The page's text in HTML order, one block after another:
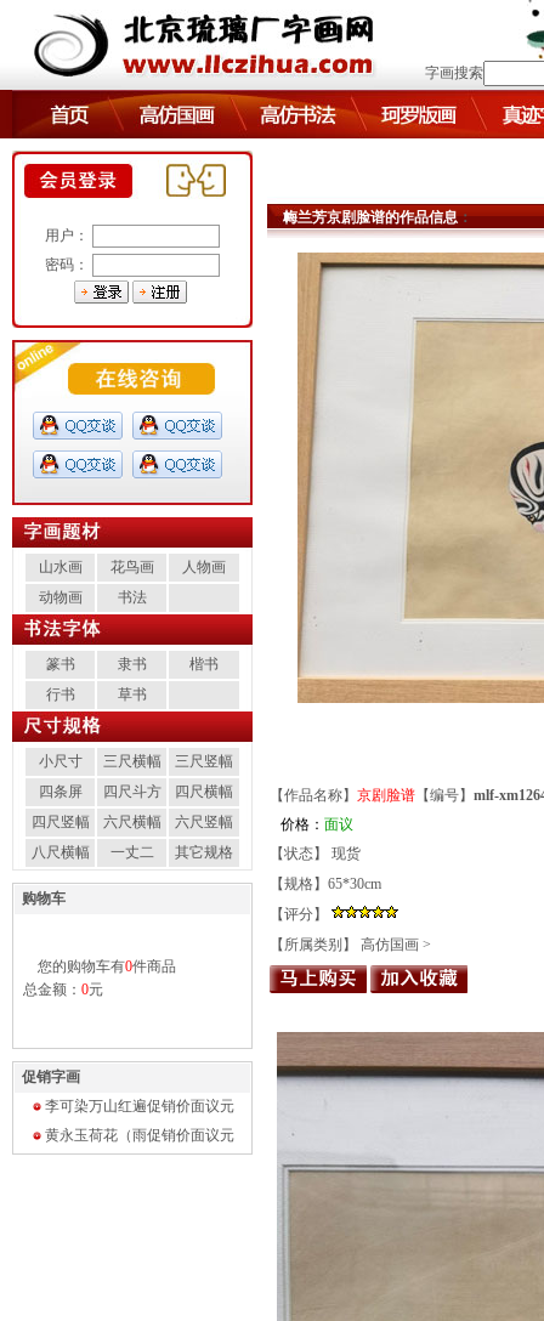
字画搜索
用户：
密码：
山水画 花鸟画
人物画
动物画
书法
篆书 隶书
楷书
行书
草书
小尺寸 三尺横幅
三尺竖幅
四条屏
四尺斗方
四尺横幅
四尺竖幅
六尺横幅
六尺竖幅
八尺横幅
一丈二 其它规格
购物车
您的购物车有0件商品
总金额： 0元
促销字画
李可染万山红遍促销价面议元
黄永玉荷花（雨促销价面议元
梅兰芳京剧脸谱的作品信息：
【作品名称】 京剧脸谱 【编号】 mlf-
价格： 面议
【状态】 现货
【规格】65*30cm
【评分】
【所属类别】 高仿国画 >